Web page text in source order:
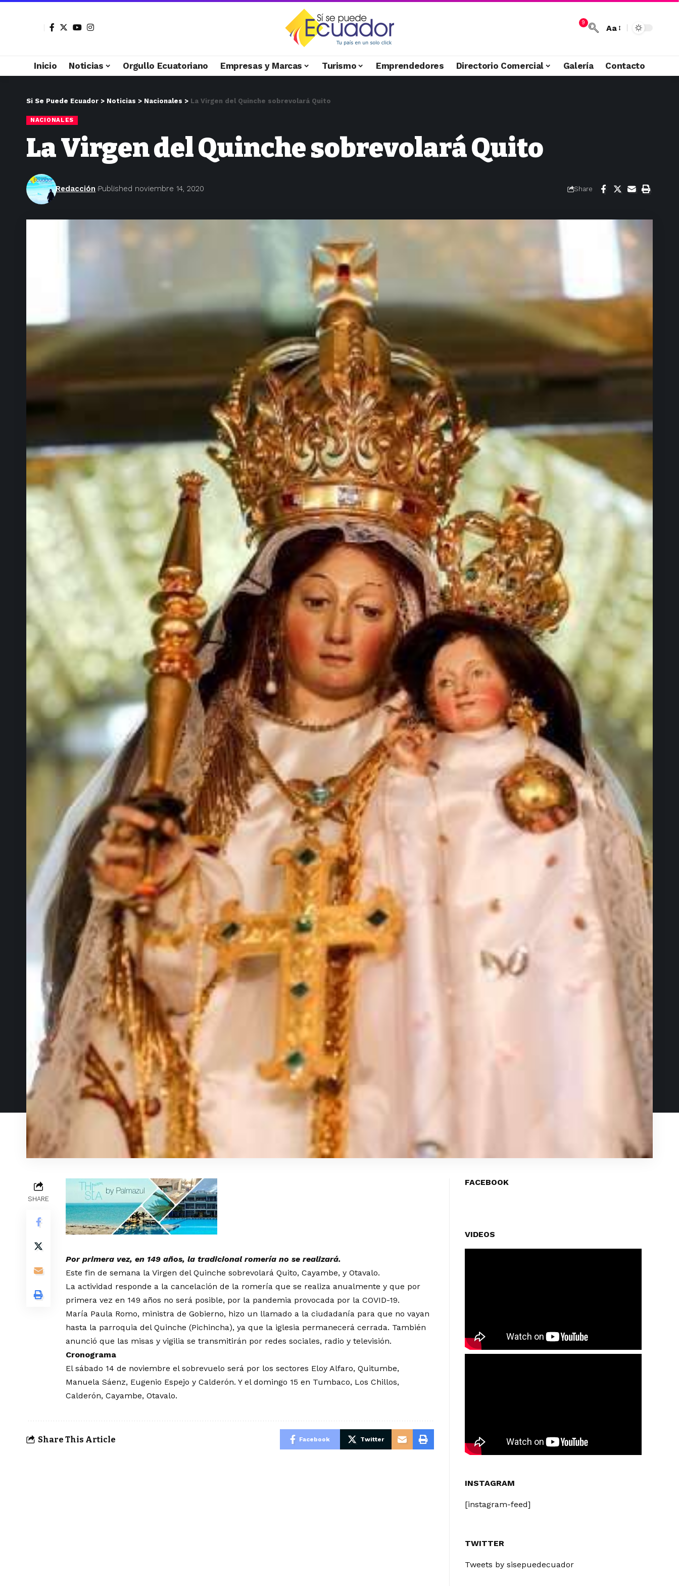
9
Aa
Inicio Noticias Orgullo Ecuatoriano Empresas y Marcas Turismo Emprendedores Directorio Comercial Galería Contacto
Si Se Puede Ecuador > Noticias > Nacionales > La Virgen del Quinche sobrevolará Quito
NACIONALES
La Virgen del Quinche sobrevolará Quito
Redacción Published noviembre 14, 2020 Share
SHARE
Por primera vez, en 149 años, la tradicional romería no se realizará.
Este fin de semana la Virgen del Quinche sobrevolará Quito, Cayambe, y Otavalo.
La actividad responde a la cancelación de la romería que se realiza anualmente y que por
primera vez en 149 años no será posible, por la pandemia provocada por la COVID-19.
María Paula Romo, ministra de Gobierno, hizo un llamado a la ciudadanía para que no vayan
hasta la parroquia del Quinche (Pichincha), ya que la iglesia permanecerá cerrada. También
anunció que las misas y vigilia se transmitirán por redes sociales, radio y televisión.
Cronograma
El sábado 14 de noviembre el sobrevuelo será por los sectores Eloy Alfaro, Quitumbe,
Manuela Sáenz, Eugenio Espejo y Calderón. Y el domingo 15 en Tumbaco, Los Chillos,
Calderón, Cayambe, Otavalo.
Share This Article Facebook Twitter
FACEBOOK
VIDEOS
INSTAGRAM
[instagram-feed]
TWITTER
Tweets by sisepuedecuador